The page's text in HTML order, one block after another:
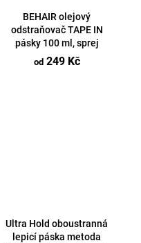
BEHAIR olejový
odstraňovač TAPE IN
pásky 100 ml, sprej
od249 Kč
Ultra Hold oboustranná
lepicí páska metoda